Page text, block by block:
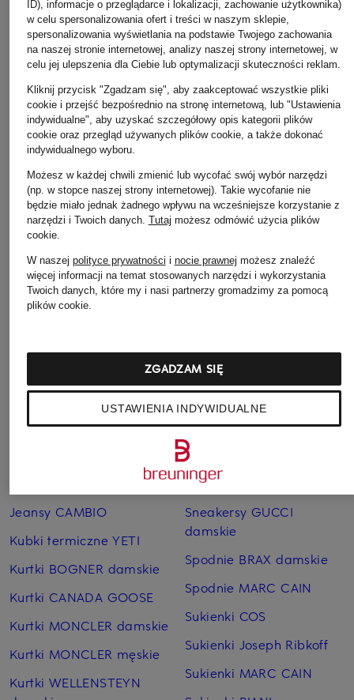
CANADA GOOSE
Płaszcz puchowy
CLAIR
4 760 zł
WELLENSTEYN
Płaszcz pikowany
BOUTIQUE EXTRA
LONG z izolacją
DUPONT™
SORONA®
WELLENSTEYN
CORDOBA LONG
1 299 zł
Pozostałe kategorie
Jeansy CAMBIO
Kubki termiczne YETI
Kurtki BOGNER damskie
Kurtki CANADA GOOSE
Kurtki MONCLER damskie
Kurtki MONCLER męskie
Kurtki WELLENSTEYN
Pierścionki TIFFANY & Co.
Płaszcze puchowe Marc
O'Polo
Sneakersy GUCCI
damskie
Spodnie BRAX damskie
Spodnie MARC CAIN
Sukienki COS
Sukienki Joseph Ribkoff
Sukienki MARC CAIN
ID), informacje o przeglądarce i lokalizacji, zachowanie użytkownika)
w celu spersonalizowania ofert i treści w naszym sklepie,
spersonalizowania wyświetlania na podstawie Twojego zachowania
na naszej stronie internetowej, analizy naszej strony internetowej, w
celu jej ulepszenia dla Ciebie lub optymalizacji skuteczności reklam.
Kliknij przycisk "Zgadzam się", aby zaakceptować wszystkie pliki
cookie i przejść bezpośrednio na stronę internetową, lub "Ustawienia
indywidualne", aby uzyskać szczegółowy opis kategorii plików
cookie oraz przegląd używanych plików cookie, a także dokonać
indywidualnego wyboru.
Możesz w każdej chwili zmienić lub wycofać swój wybór narzędzi
(np. w stopce naszej strony internetowej). Takie wycofanie nie
będzie miało jednak żadnego wpływu na wcześniejsze korzystanie z
narzędzi i Twoich danych. Tutaj możesz odmówić użycia plików
cookie.
W naszej polityce prywatności i nocie prawnej możesz znaleźć
więcej informacji na temat stosowanych narzędzi i wykorzystania
Twoich danych, które my i nasi partnerzy gromadzimy za pomocą
plików cookie.
USTAWIENIA INDYWIDUALNE
ZGADZAM SIĘ